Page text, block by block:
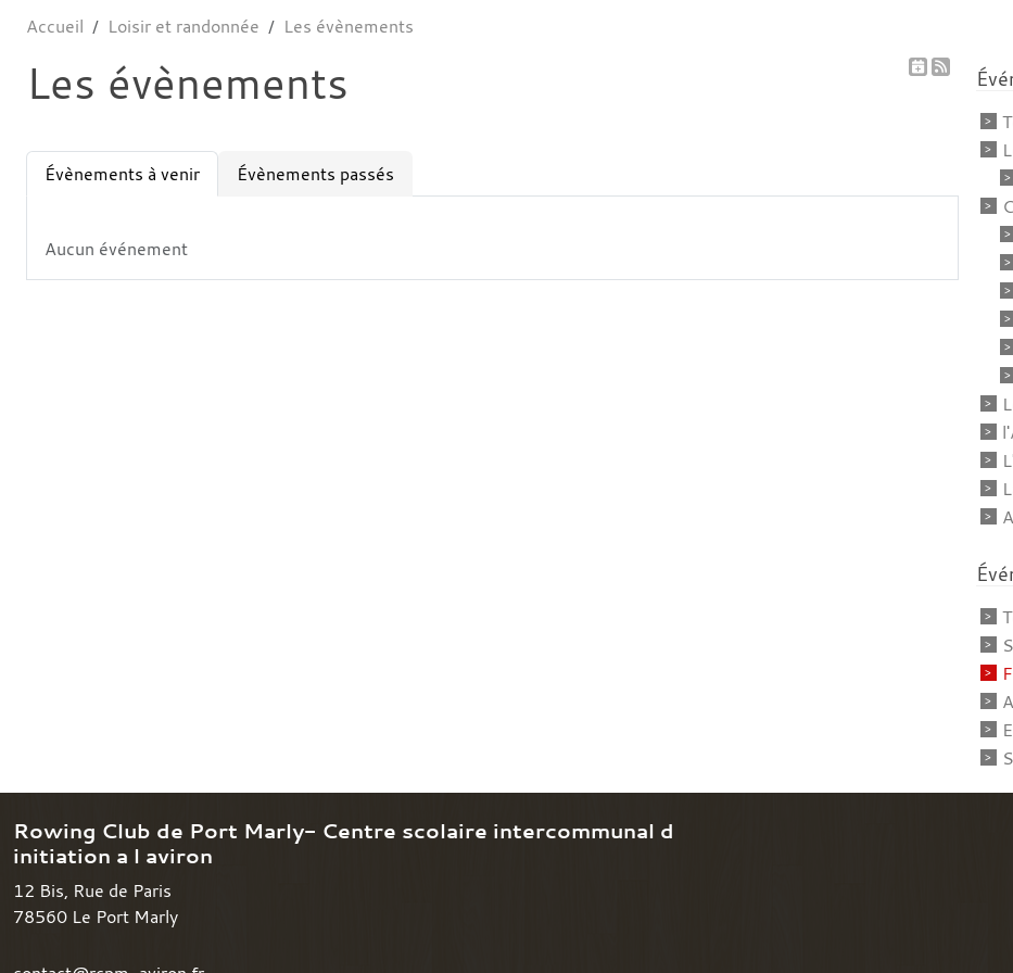
Accueil Loisir et randonnée Les évènements
Les évènements
Évènements à venir Évènements passés
Aucun événement
Rowing Club de Port Marly- Centre scolaire intercommunal d
initiation a l aviron
12 Bis, Rue de Paris
78560 Le Port Marly